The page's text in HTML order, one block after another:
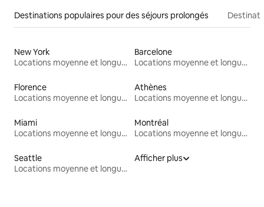
Destinations populaires pour des séjours prolongés
New York
Locations moyenne et longue durée
Barcelone
Locations moyenne et longue durée
Florence
Locations moyenne et longue durée
Athènes
Locations moyenne et longue durée
Miami
Locations moyenne et longue durée
Montréal
Locations moyenne et longue durée
Seattle
Locations moyenne et longue durée
Afficher plus